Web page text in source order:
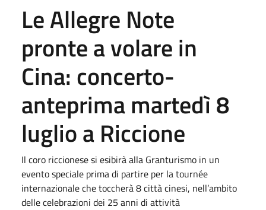
Le Allegre Note
pronte a volare in
Cina: concerto-
anteprima martedì 8
luglio a Riccione
Il coro riccionese si esibirà alla Granturismo in un
evento speciale prima di partire per la tournée
internazionale che toccherà 8 città cinesi, nell’ambito
delle celebrazioni dei 25 anni di attività